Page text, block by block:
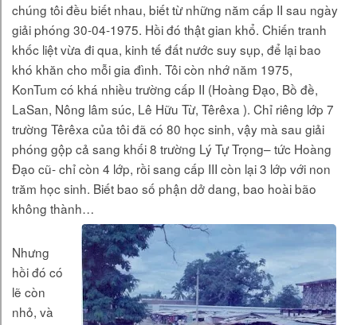
chúng tôi đều biết nhau, biết từ những năm cấp II sau ngày
giải phóng 30-04-1975. Hồi đó thật gian khổ. Chiến tranh
khốc liệt vừa đi qua, kinh tế đất nước suy sụp, để lại bao
khó khăn cho mỗi gia đình. Tôi còn nhớ năm 1975,
KonTum có khá nhiều trường cấp II (Hoàng Đạo, Bồ đề,
LaSan, Nông lâm súc, Lê Hữu Từ, Têrêxa ). Chỉ riêng lớp 7
trường Têrêxa của tôi đã có 80 học sinh, vậy mà sau giải
phóng gộp cả sang khối 8 trường Lý Tự Trọng– tức Hoàng
Đạo cũ- chỉ còn 4 lớp, rồi sang cấp III còn lại 3 lớp với non
trăm học sinh. Biết bao số phận dở dang, bao hoài bão
không thành…
Nhưng
hồi đó có
lẽ còn
nhỏ, và